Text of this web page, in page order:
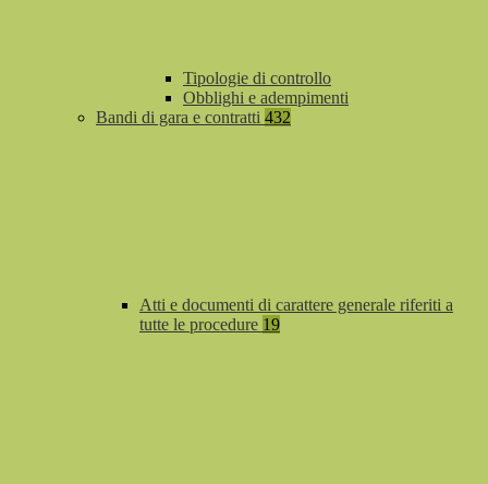
Tipologie di controllo
Obblighi e adempimenti
Bandi di gara e contratti 432
Atti e documenti di carattere generale riferiti a
tutte le procedure 19